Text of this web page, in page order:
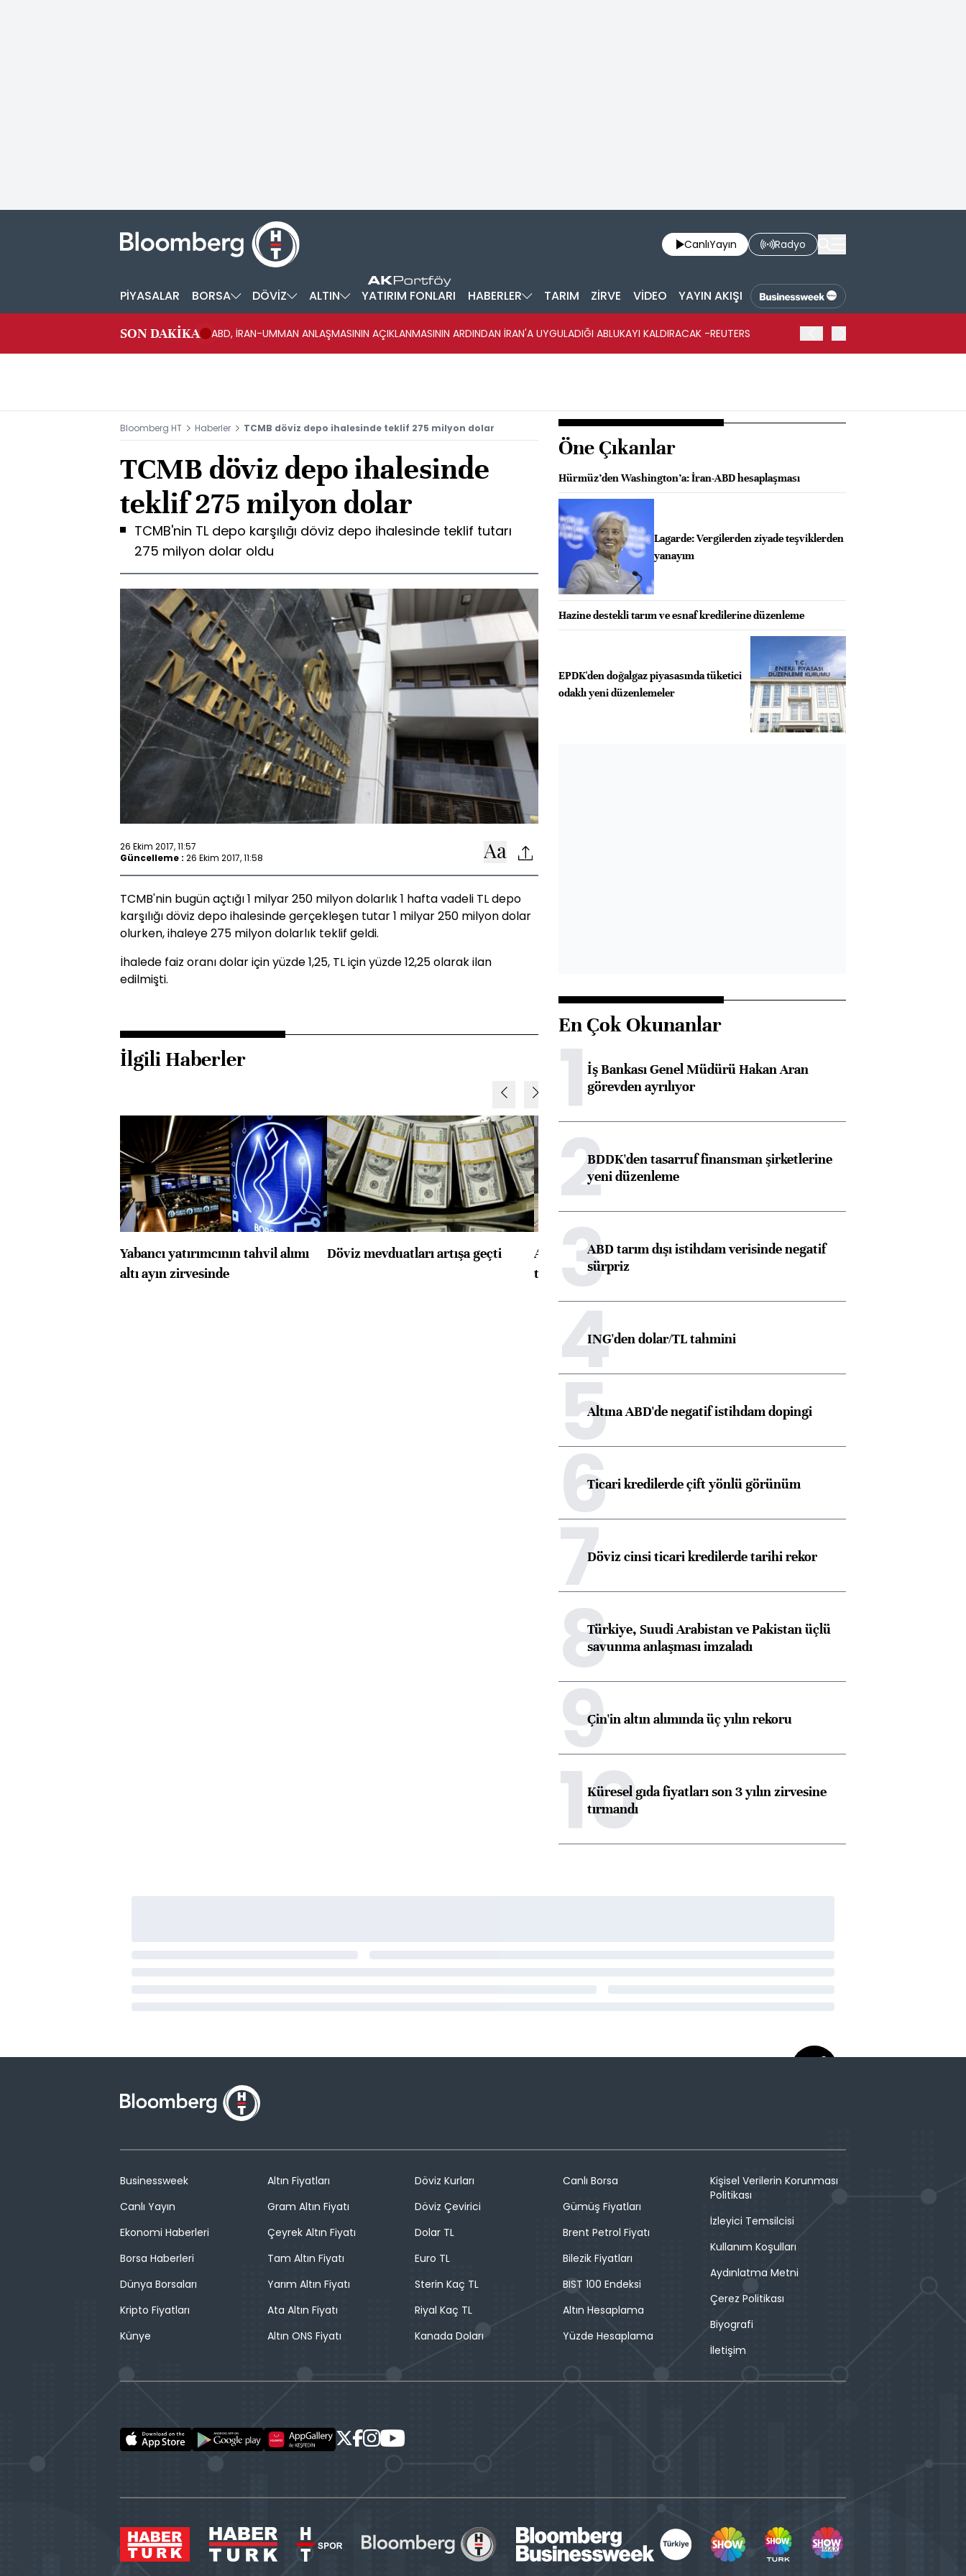
CanlıYayın Radyo
PİYASALAR BORSA DÖVİZ ALTIN YATIRIM FONLARI HABERLER TARIM ZİRVE VİDEO YAYIN AKIŞI
SON DAKİKA ABD, İRAN-UMMAN ANLAŞMASININ AÇIKLANMASININ ARDINDAN İRAN'A UYGULADIĞI ABLUKAYI KALDIRACAK -REUTERS
Bloomberg HT Haberler TCMB döviz depo ihalesinde teklif 275 milyon dolar
TCMB döviz depo ihalesinde
teklif 275 milyon dolar
TCMB'nin TL depo karşılığı döviz depo ihalesinde teklif tutarı
275 milyon dolar oldu
26 Ekim 2017, 11:57
Güncelleme : 26 Ekim 2017, 11:58
TCMB'nin bugün açtığı 1 milyar 250 milyon dolarlık 1 hafta vadeli TL depo
karşılığı döviz depo ihalesinde gerçekleşen tutar 1 milyar 250 milyon dolar
olurken, ihaleye 275 milyon dolarlık teklif geldi.
İhalede faiz oranı dolar için yüzde 1,25, TL için yüzde 12,25 olarak ilan
edilmişti.
İlgili Haberler
Yabancı yatırımcının tahvil alımı
altı ayın zirvesinde
Döviz mevduatları artışa geçti
ABD'de konut başlangıçları
toparlandı
konusunda Unicredit ile
Öne Çıkanlar
Hürmüz’den Washington’a: İran-ABD hesaplaşması
Lagarde: Vergilerden ziyade teşviklerden
yanayım
Hazine destekli tarım ve esnaf kredilerine düzenleme
EPDK'den doğalgaz piyasasında tüketici
odaklı yeni düzenlemeler
En Çok Okunanlar
1İş Bankası Genel Müdürü Hakan Aran
görevden ayrılıyor
2BDDK'den tasarruf finansman şirketlerine
yeni düzenleme
3ABD tarım dışı istihdam verisinde negatif
sürpriz
4ING'den dolar/TL tahmini
5Altına ABD'de negatif istihdam dopingi
6Ticari kredilerde çift yönlü görünüm
7Döviz cinsi ticari kredilerde tarihi rekor
8Türkiye, Suudi Arabistan ve Pakistan üçlü
savunma anlaşması imzaladı
9Çin'in altın alımında üç yılın rekoru
10
Küresel gıda fiyatları son 3 yılın zirvesine
tırmandı
Businessweek
Canlı Yayın
Ekonomi Haberleri
Borsa Haberleri
Dünya Borsaları
Kripto Fiyatları
Künye
Altın Fiyatları
Gram Altın Fiyatı
Çeyrek Altın Fiyatı
Tam Altın Fiyatı
Yarım Altın Fiyatı
Ata Altın Fiyatı
Altın ONS Fiyatı
Döviz Kurları
Döviz Çevirici
Dolar TL
Euro TL
Sterin Kaç TL
Riyal Kaç TL
Kanada Doları
Canlı Borsa
Gümüş Fiyatları
Brent Petrol Fiyatı
Bilezik Fiyatları
BIST 100 Endeksi
Altın Hesaplama
Yüzde Hesaplama
Kişisel Verilerin Korunması
Politikası
İzleyici Temsilcisi
Kullanım Koşulları
Aydınlatma Metni
Çerez Politikası
Biyografi
İletişim